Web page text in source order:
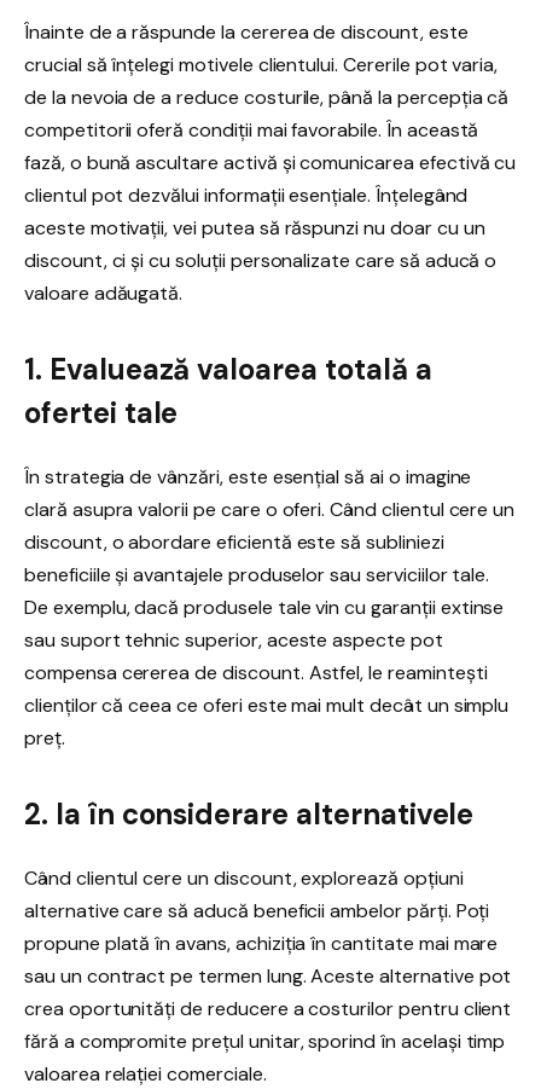
Înainte de a răspunde la cererea de discount, este
crucial să înțelegi motivele clientului. Cererile pot varia,
de la nevoia de a reduce costurile, până la percepția că
competitorii oferă condiții mai favorabile. În această
fază, o bună ascultare activă și comunicarea efectivă cu
clientul pot dezvălui informații esențiale. Înțelegând
aceste motivații, vei putea să răspunzi nu doar cu un
discount, ci și cu soluții personalizate care să aducă o
valoare adăugată.
1. Evaluează valoarea totală a
ofertei tale
În strategia de vânzări, este esențial să ai o imagine
clară asupra valorii pe care o oferi. Când clientul cere un
discount, o abordare eficientă este să subliniezi
beneficiile și avantajele produselor sau serviciilor tale.
De exemplu, dacă produsele tale vin cu garanții extinse
sau suport tehnic superior, aceste aspecte pot
compensa cererea de discount. Astfel, le reamintești
clienților că ceea ce oferi este mai mult decât un simplu
preț.
2. Ia în considerare alternativele
Când clientul cere un discount, explorează opțiuni
alternative care să aducă beneficii ambelor părți. Poți
propune plată în avans, achiziția în cantitate mai mare
sau un contract pe termen lung. Aceste alternative pot
crea oportunități de reducere a costurilor pentru client
fără a compromite prețul unitar, sporind în același timp
valoarea relației comerciale.